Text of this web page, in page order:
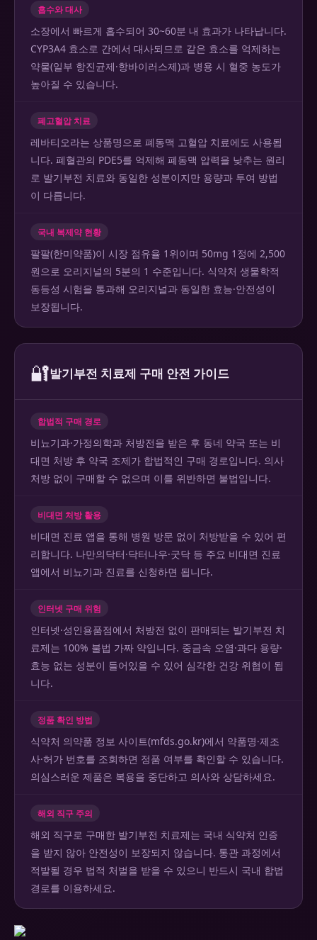
흡수와 대사
소장에서 빠르게 흡수되어 30~60분 내 효과가 나타납니다.
CYP3A4 효소로 간에서 대사되므로 같은 효소를 억제하는
약물(일부 항진균제·항바이러스제)과 병용 시 혈중 농도가
높아질 수 있습니다.
폐고혈압 치료
레바티오라는 상품명으로 폐동맥 고혈압 치료에도 사용됩
니다. 폐혈관의 PDE5를 억제해 폐동맥 압력을 낮추는 원리
로 발기부전 치료와 동일한 성분이지만 용량과 투여 방법
이 다릅니다.
국내 복제약 현황
팔팔(한미약품)이 시장 점유율 1위이며 50mg 1정에 2,500
원으로 오리지널의 5분의 1 수준입니다. 식약처 생물학적
동등성 시험을 통과해 오리지널과 동일한 효능·안전성이
보장됩니다.
🔐발기부전 치료제 구매 안전 가이드
합법적 구매 경로
비뇨기과·가정의학과 처방전을 받은 후 동네 약국 또는 비
대면 처방 후 약국 조제가 합법적인 구매 경로입니다. 의사
처방 없이 구매할 수 없으며 이를 위반하면 불법입니다.
비대면 처방 활용
비대면 진료 앱을 통해 병원 방문 없이 처방받을 수 있어 편
리합니다. 나만의닥터·닥터나우·굿닥 등 주요 비대면 진료
앱에서 비뇨기과 진료를 신청하면 됩니다.
인터넷 구매 위험
인터넷·성인용품점에서 처방전 없이 판매되는 발기부전 치
료제는 100% 불법 가짜 약입니다. 중금속 오염·과다 용량·
효능 없는 성분이 들어있을 수 있어 심각한 건강 위협이 됩
니다.
정품 확인 방법
식약처 의약품 정보 사이트(mfds.go.kr)에서 약품명·제조
사·허가 번호를 조회하면 정품 여부를 확인할 수 있습니다.
의심스러운 제품은 복용을 중단하고 의사와 상담하세요.
해외 직구 주의
해외 직구로 구매한 발기부전 치료제는 국내 식약처 인증
을 받지 않아 안전성이 보장되지 않습니다. 통관 과정에서
적발될 경우 법적 처벌을 받을 수 있으니 반드시 국내 합법
경로를 이용하세요.